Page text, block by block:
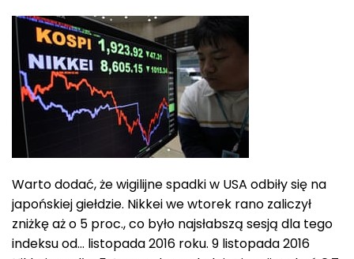
Warto dodać, że wigilijne spadki w USA odbiły się na
japońskiej giełdzie. Nikkei we wtorek rano zaliczył
zniżkę aż o 5 proc., co było najsłabszą sesją dla tego
indeksu od… listopada 2016 roku. 9 listopada 2016